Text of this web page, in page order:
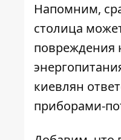
Напомним,
столица
повреждения
киевлян
приборами-